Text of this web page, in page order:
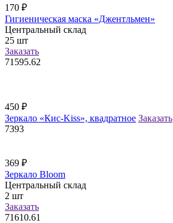
170 ₽
Гигиеническая маска «Джентльмен»
Центральный склад
25 шт
Заказать
71595.62
450 ₽
Зеркало «Кис-Kiss», квадратное Заказать
7393
369 ₽
Зеркало Bloom
Центральный склад
2 шт
Заказать
71610.61